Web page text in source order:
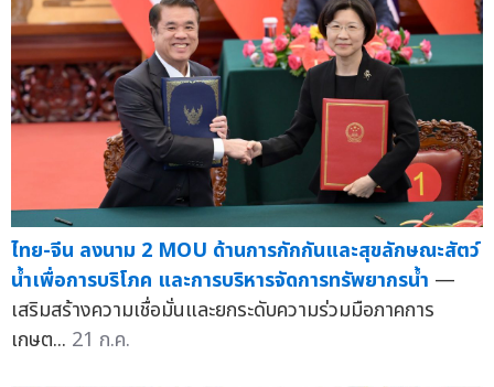
ไทย-จีน ลงนาม 2 MOU ด้านการกักกันและสุขลักษณะสัตว์
น้ำเพื่อการบริโภค และการบริหารจัดการทรัพยากรน้ำ —
เสริมสร้างความเชื่อมั่นและยกระดับความร่วมมือภาคการ
เกษต... 21 ก.ค.